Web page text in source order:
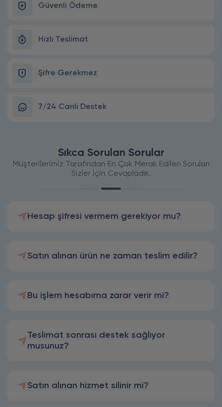
Güvenli Ödeme
Hızlı Teslimat
Şifre Gerekmez
7/24 Canlı Destek
Sıkca Sorulan Sorular
Müşterilerimiz Tarafından En Çok Merak Edilen Soruları
Sizler İçin Cevapladık.
Hesap şifresi vermem gerekiyor mu?
Satın alınan ürün ne zaman teslim edilir?
Bu işlem hesabıma zarar verir mi?
Teslimat sonrası destek sağlıyor
musunuz?
Satın alınan hizmet silinir mi?